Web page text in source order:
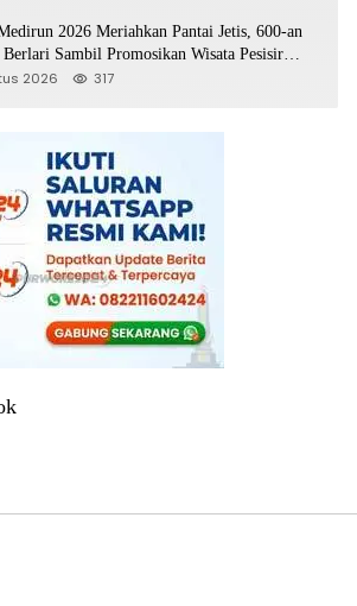
2026 Meriahkan Pantai Jetis, 600-an
Berlari Sambil Promosikan Wisata Pesisir
2026 317